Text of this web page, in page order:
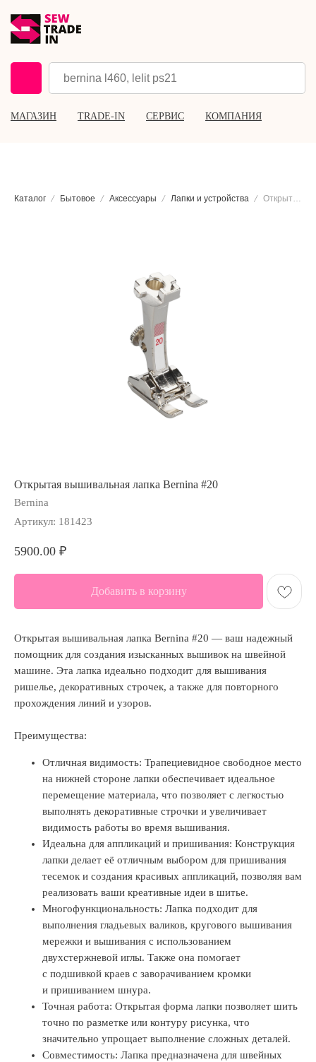
МАГАЗИН TRADE-IN СЕРВИС КОМПАНИЯ
Каталог Бытовое Аксессуары Лапки и устройства
Открытая вышивальная лапка Bernina #20
Bernina
Артикул: 181423
5900.00 ₽
Добавить в корзину
Открытая вышивальная лапка Bernina #20 — ваш надежный
помощник для создания изысканных вышивок на швейной
машине. Эта лапка идеально подходит для вышивания
ришелье, декоративных строчек, а также для повторного
прохождения линий и узоров.
Преимущества:
Отличная видимость: Трапециевидное свободное место
на нижней стороне лапки обеспечивает идеальное
перемещение материала, что позволяет с легкостью
выполнять декоративные строчки и увеличивает
видимость работы во время вышивания.
Идеальна для аппликаций и пришивания: Конструкция
лапки делает её отличным выбором для пришивания
тесемок и создания красивых аппликаций, позволяя вам
реализовать ваши креативные идеи в шитье.
Многофункциональность: Лапка подходит для
выполнения гладьевых валиков, кругового вышивания
мережки и вышивания с использованием
двухстержневой иглы. Также она помогает
с подшивкой краев с заворачиванием кромки
и пришиванием шнура.
Точная работа: Открытая форма лапки позволяет шить
точно по разметке или контуру рисунка, что
значительно упрощает выполнение сложных деталей.
Совместимость: Лапка предназначена для швейных